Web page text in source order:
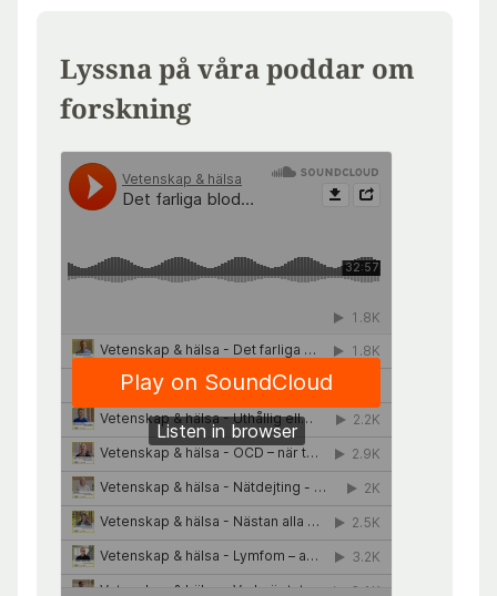
Lyssna på våra poddar om
forskning